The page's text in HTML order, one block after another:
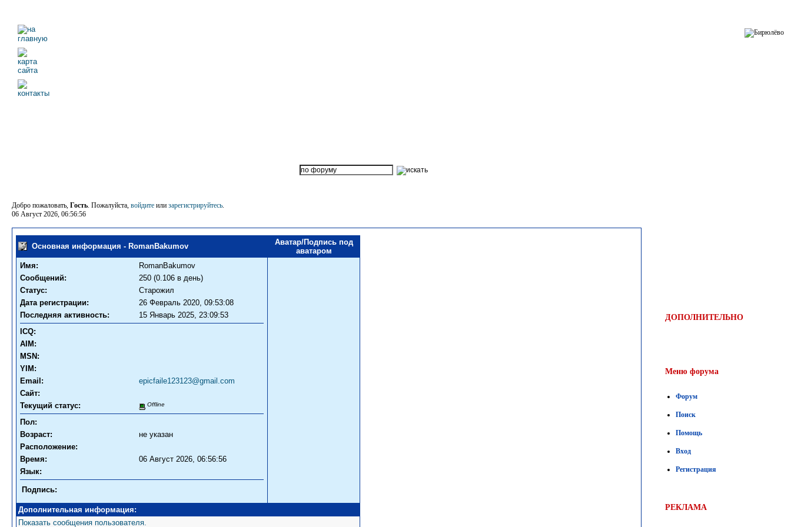
Добро пожаловать, Гость. Пожалуйста, войдите или зарегистрируйтесь.
06 Август 2026, 06:56:56
Основная информация - RomanBakumov
Аватар/Подпись под
аватаром
Имя:
RomanBakumov
Сообщений:
250 (0.106 в день)
Статус:
Старожил
Дата регистрации:
26 Февраль 2020, 09:53:08
Последняя активность:
15 Январь 2025, 23:09:53
ICQ:
AIM:
MSN:
YIM:
Email:
epicfaile123123@gmail.com
Сайт:
Текущий статус:
Offline
Пол:
Возраст:
не указан
Расположение:
Время:
06 Август 2026, 06:56:56
Язык:
Подпись:
Дополнительная информация:
Показать сообщения пользователя.
ДОПОЛНИТЕЛЬНО
Меню форума
Форум
Поиск
Помощь
Вход
Регистрация
РЕКЛАМА